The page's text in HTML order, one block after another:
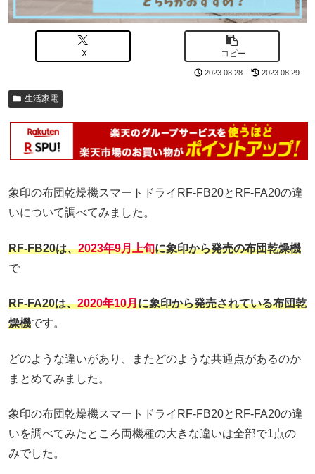
X コピー
2023.08.28 2023.08.29
生活家電
象印の布団乾燥機スマートドライRF-FB20とRF-FA20の違
いについて調べてみました。
RF-FB20は、2023年9月上旬に象印から発売の布団乾燥機
で
RF-FA20は、2020年10月に象印から発売されている布団乾
燥機です。
どのような違いがあり、またどのような共通点があるのか
まとめてみました。
象印の布団乾燥機スマートドライRF-FB20とRF-FA20の違
いを調べてみたところ両機種の大きな違いは全部で1点の
みでした。